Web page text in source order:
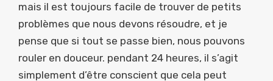
mais il est toujours facile de trouver de petits
problèmes que nous devons résoudre, et je
pense que si tout se passe bien, nous pouvons
rouler en douceur. pendant 24 heures, il s’agit
simplement d’être conscient que cela peut